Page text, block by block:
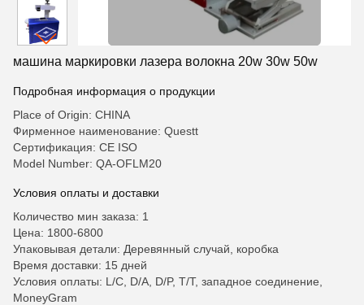
машина маркировки лазера волокна 20w 30w 50w
Подробная информация о продукции
Place of Origin: CHINA
Фирменное наименование: Questt
Сертификация: CE ISO
Model Number: QA-OFLM20
Условия оплаты и доставки
Количество мин заказа: 1
Цена: 1800-6800
Упаковывая детали: Деревянный случай, коробка
Время доставки: 15 дней
Условия оплаты: L/C, D/A, D/P, T/T, западное соединение,
MoneyGram